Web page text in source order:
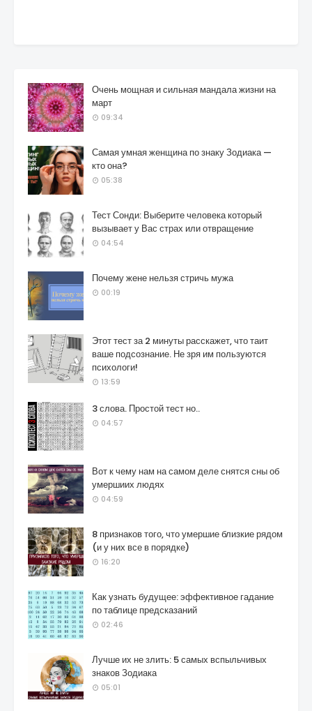
Очень мощная и сильная мандала жизни на
март
09:34
Самая умная женщина по знаку Зодиака —
кто она?
05:38
Тест Сонди: Выберите человека который
вызывает у Вас страх или отвращение
04:54
Почему жене нельзя стричь мужа
00:19
Этот тест за 2 минуты расскажет, что таит
ваше подсознание. Не зря им пользуются
психологи!
13:59
3 слова. Простой тест но..
04:57
Вот к чему нам на самом деле снятся сны об
умершиих людях
04:59
8 признаков того, что умершие близкие рядом
(и у них все в порядке)
16:20
Как узнать будущее: эффективное гадание
по таблице предсказаний
02:46
Лучше их не злить: 5 самых вспыльчивых
знаков Зодиака
05:01